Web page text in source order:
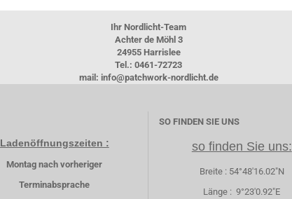
Ihr Nordlicht-Team
Achter de Möhl 3
24955 Harrislee
Tel.: 0461-72723
mail: info@patchwork-nordlicht.de
Ladenöffnungszeiten :
Montag nach vorheriger
Terminabsprache
SO FINDEN SIE UNS
so finden Sie uns:
Breite : 54°48'16.02"N
Länge : 9°23'0.92"E